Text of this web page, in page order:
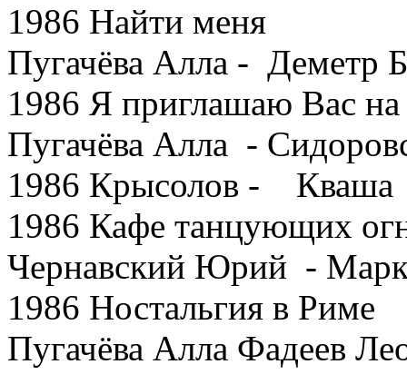
1986 Найти меня
Пугачёва Алла - Деметр
1986 Я приглашаю Вас на
Пугачёва Алла -
1986 Крысолов -
1986 Кафе танцующих
Чернавский Юрий -
1986 Ностальгия в Риме
Пугачёва Алла Фадеев